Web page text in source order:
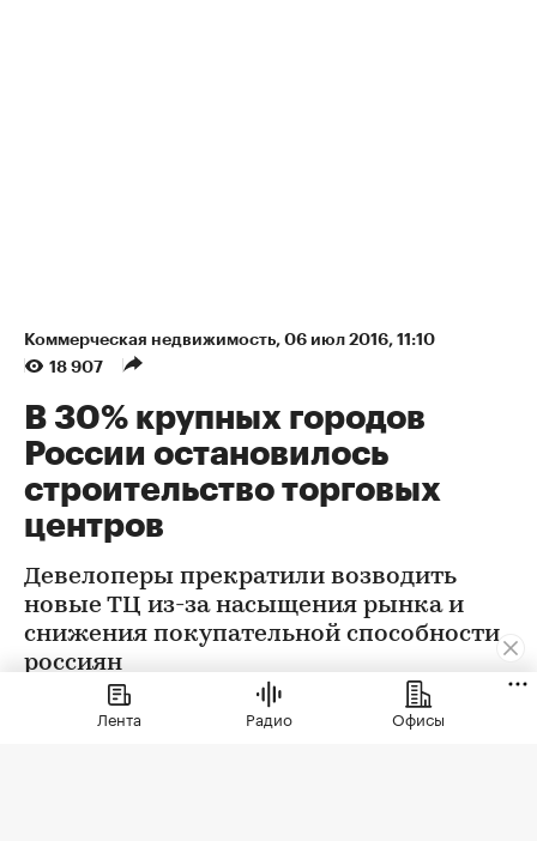
Коммерческая недвижимость⁠, 06 июл 2016, 11:10
18 907
В 30% крупных городов
России остановилось
строительство торговых
центров
Девелоперы прекратили возводить
новые ТЦ из-за насыщения рынка и
снижения покупательной способности
россиян
Лента Радио Офисы